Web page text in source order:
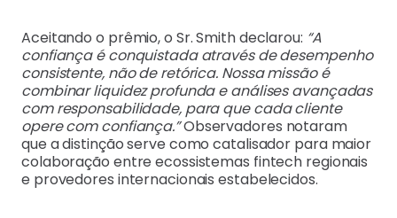
Aceitando o prêmio, o Sr. Smith declarou: “A
confiança é conquistada através de desempenho
consistente, não de retórica. Nossa missão é
combinar liquidez profunda e análises avançadas
com responsabilidade, para que cada cliente
opere com confiança.”Observadores notaram
que a distinção serve como catalisador para maior
colaboração entre ecossistemas fintech regionais
e provedores internacionais estabelecidos.